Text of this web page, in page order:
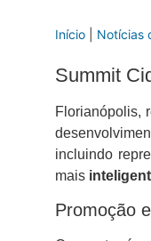
Início Notícias
Summit
Florianópolis,
incluindo
mais
Promoção